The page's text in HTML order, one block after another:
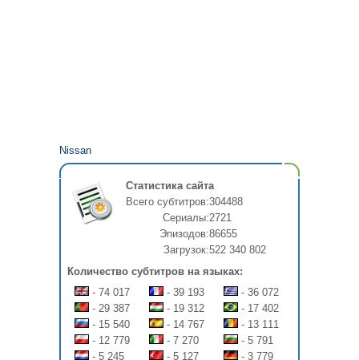
Nissan
Статистика сайта
Всего субтитров:304488
Сериалы:2721
Эпизодов:86655
Загрузок:522 340 802
Количество субтитров на языках:
- 74 017
- 39 193
- 36 072
- 29 387
- 19 312
- 17 402
- 15 540
- 14 767
- 13 111
- 12 779
- 7 270
- 5 791
- 5 245
- 5 127 - 3 779